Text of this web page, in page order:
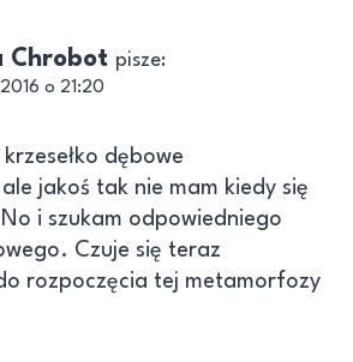
Chrobot pisze:
o 21:20
dębowe
jakoś tak nie mam kiedy się
i szukam odpowiedniego
Czuje się teraz
rozpoczęcia tej metamorfozy